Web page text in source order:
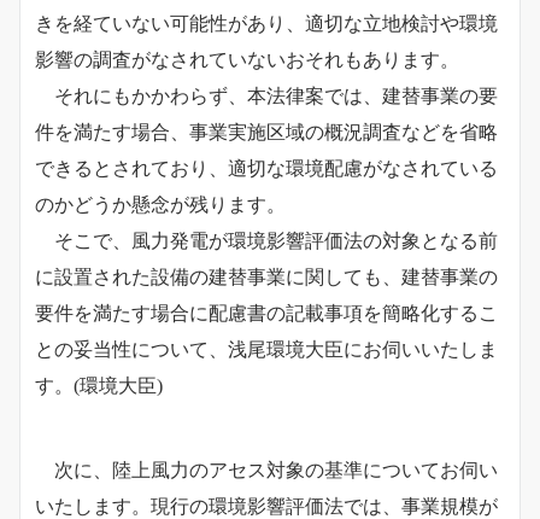
きを経ていない可能性があり、適切な立地検討や環境
影響の調査がなされていないおそれもあります。
それにもかかわらず、本法律案では、建替事業の要
件を満たす場合、事業実施区域の概況調査などを省略
できるとされており、適切な環境配慮がなされている
のかどうか懸念が残ります。
そこで、風力発電が環境影響評価法の対象となる前
に設置された設備の建替事業に関しても、建替事業の
要件を満たす場合に配慮書の記載事項を簡略化するこ
との妥当性について、浅尾環境大臣にお伺いいたしま
す。 (環境大臣)
次に、陸上風力のアセス対象の基準についてお伺い
いたします。現行の環境影響評価法では、事業規模が